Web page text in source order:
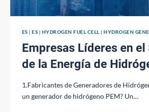
ES |ES | HYDROGEN FUEL CELL |HYDROGEN
Empresas Líderes en
de la Energía de
1.Fabricantes de Generadores de
un generador de hidrógeno PEM? Un…